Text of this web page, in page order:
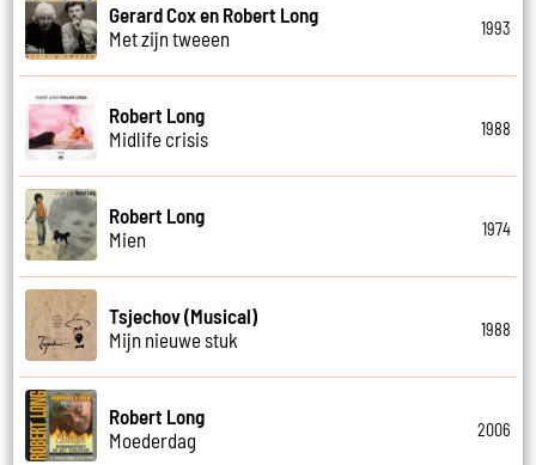
Gerard Cox en Robert Long
Met zijn tweeen
1993
Robert Long
Midlife crisis
1988
Robert Long
Mien
1974
Tsjechov (Musical)
Mijn nieuwe stuk
1988
Robert Long
Moederdag
2006